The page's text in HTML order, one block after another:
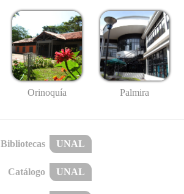
Orinoquía Palmira
Bibliotecas UNAL
Catálogo UNAL